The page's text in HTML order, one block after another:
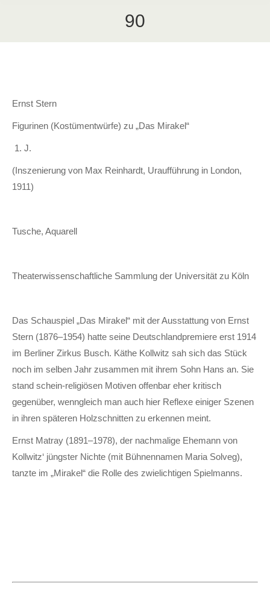
90
Ernst Stern
Figurinen (Kostümentwürfe) zu „Das Mirakel“
J.
(Inszenierung von Max Reinhardt, Uraufführung in London,
1911)
Tusche, Aquarell
Theaterwissenschaftliche Sammlung der Universität zu Köln
Das Schauspiel „Das Mirakel“ mit der Ausstattung von Ernst
Stern (1876–1954) hatte seine Deutschlandpremiere erst 1914
im Berliner Zirkus Busch. Käthe Kollwitz sah sich das Stück
noch im selben Jahr zusammen mit ihrem Sohn Hans an. Sie
stand schein-religiösen Motiven offenbar eher kritisch
gegenüber, wenngleich man auch hier Reflexe einiger Szenen
in ihren späteren Holzschnitten zu erkennen meint.
Ernst Matray (1891–1978), der nachmalige Ehemann von
Kollwitz‘ jüngster Nichte (mit Bühnennamen Maria Solveg),
tanzte im „Mirakel“ die Rolle des zwielichtigen Spielmanns.